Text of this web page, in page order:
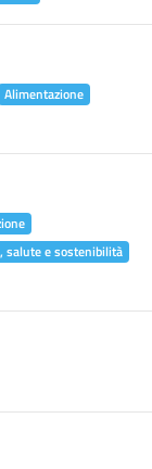
Alimentazione
salute e sostenibilità